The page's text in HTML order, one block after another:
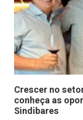
Crescer no
conheça as
Sindibares